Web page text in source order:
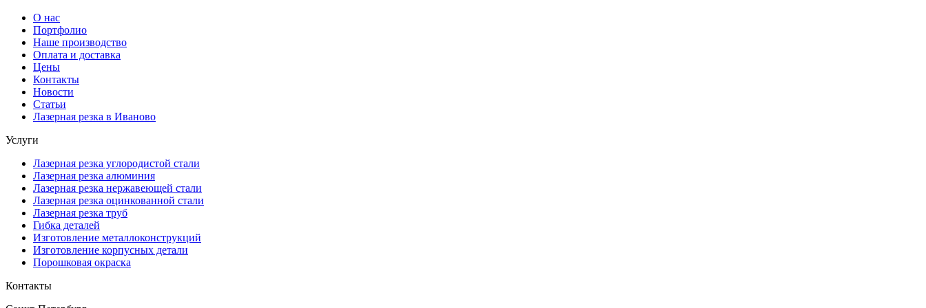
О нас
Портфолио
Наше производство
Оплата и доставка
Цены
Контакты
Новости
Статьи
Лазерная резка в Иваново
Услуги
Лазерная резка углородистой стали
Лазерная резка алюминия
Лазерная резка нержавеющей стали
Лазерная резка оцинкованной стали
Лазерная резка труб
Гибка деталей
Изготовление металлоконструкций
Изготовление корпусных детали
Порошковая окраска
Контакты